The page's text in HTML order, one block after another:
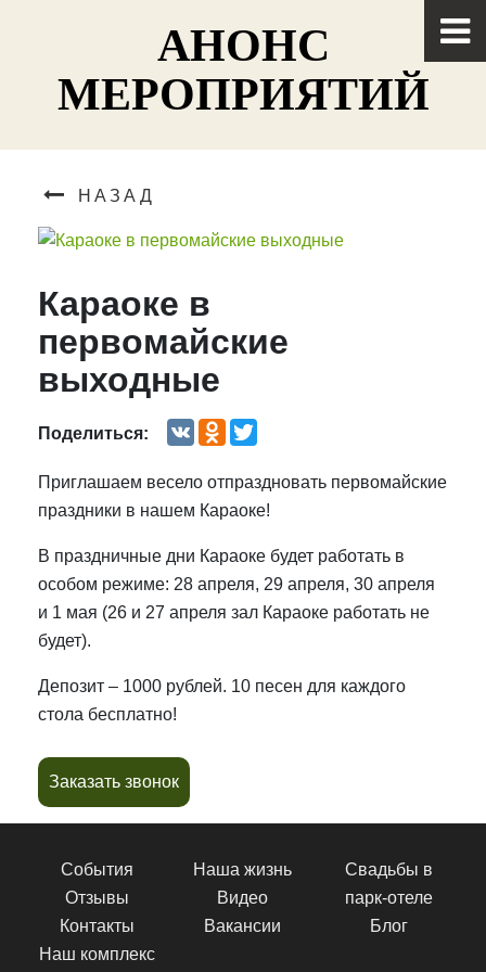
АНОНС
МЕРОПРИЯТИЙ
НАЗАД
Караоке в
первомайские
выходные
Поделиться: VK Odnoklassniki
Приглашаем весело отпраздновать первомайские
праздники в нашем Караоке!
В праздничные дни Караоке будет работать в
особом режиме: 28 апреля, 29 апреля, 30 апреля
и 1 мая (26 и 27 апреля зал Караоке работать не
будет).
Депозит – 1000 рублей. 10 песен для каждого
стола бесплатно!
Заказать звонок
События
Отзывы
Контакты
Наш комплекс
Наша жизнь
Видео
Вакансии
Свадьбы в
парк-отеле
Блог